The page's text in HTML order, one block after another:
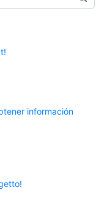
información